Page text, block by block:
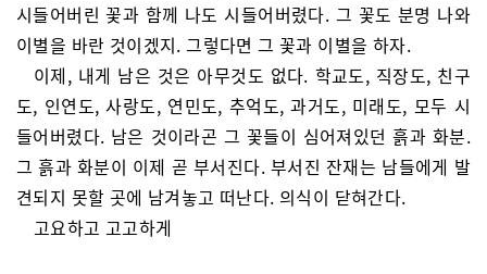
시들어버린 꽃과 함께 나도 시들어버렸다. 그 꽃도 분명 나와
이별을 바란 것이겠지. 그렇다면 그 꽃과 이별을 하자.
이제, 내게 남은 것은 아무것도 없다. 학교도, 직장도, 친구
도, 인연도, 사랑도, 연민도, 추억도, 과거도, 미래도, 모두 시
들어버렸다. 남은 것이라곤 그 꽃들이 심어져있던 흙과 화분.
그 흙과 화분이 이제 곧 부서진다. 부서진 잔재는 남들에게 발
견되지 못할 곳에 남겨놓고 떠난다. 의식이 닫혀간다.
고요하고 고고하게